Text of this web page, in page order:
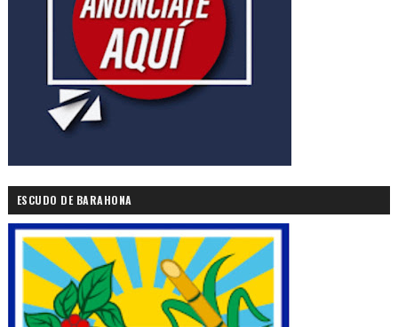
ESCUDO DE BARAHONA